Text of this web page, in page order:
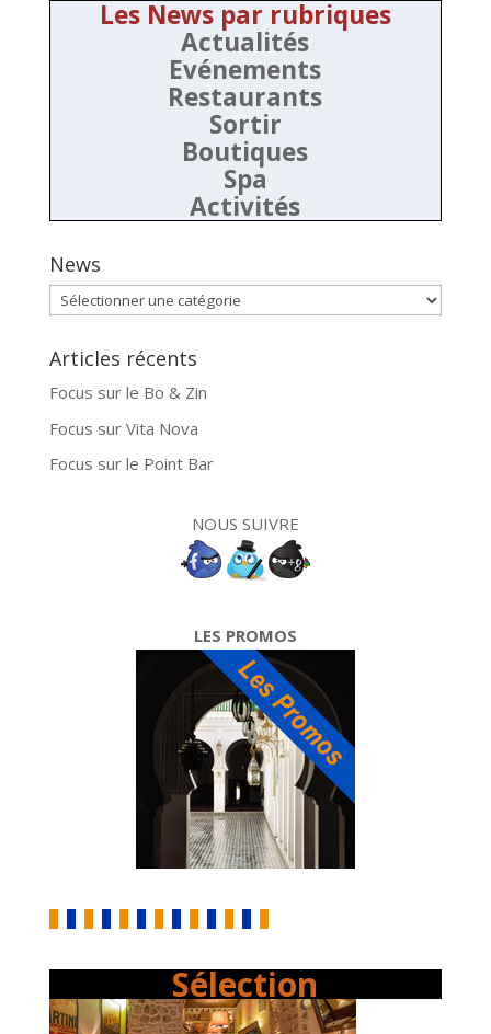
Les News par rubriques
Actualités
Evénements
Restaurants
Sortir
Boutiques
Spa
Activités
News
News
Articles récents
Focus sur le Bo & Zin
Focus sur Vita Nova
Focus sur le Point Bar
NOUS SUIVRE
LES PROMOS
Sélection